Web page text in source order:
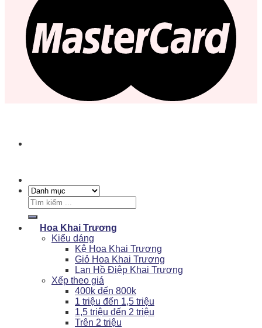
Tìm
kiếm:
Hoa Khai Trương
Kiểu dáng
Kệ Hoa Khai Trương
Giỏ Hoa Khai Trương
Lan Hồ Điệp Khai Trương
Xếp theo giá
400k đến 800k
1 triệu đến 1,5 triệu
1,5 triệu đến 2 triệu
Trên 2 triệu